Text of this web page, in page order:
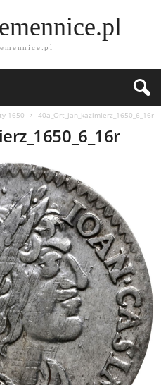
1650 40a_Ort_jan_kazimierz_1650_6_16r